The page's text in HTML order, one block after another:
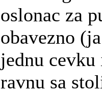
oslonac za
obavezno
jednu
ravnu sa